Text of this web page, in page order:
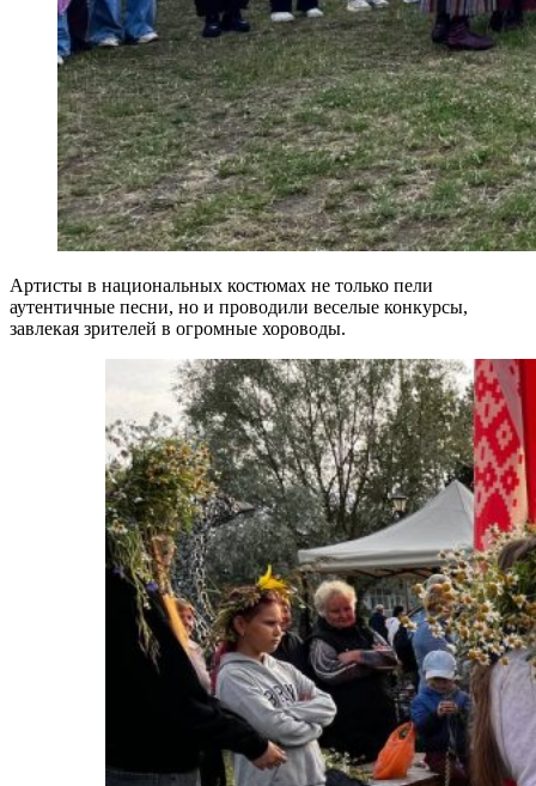
Артисты в национальных костюмах не только пели
аутентичные песни, но и проводили веселые конкурсы,
завлекая зрителей в огромные хороводы.